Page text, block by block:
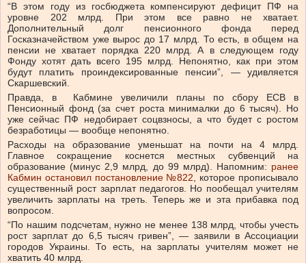
“В этом году из госбюджета компенсируют дефицит ПФ на
уровне 202 млрд. При этом все равно не хватает.
Дополнительный долг пенсионного фонда перед
Госказначейством уже вырос до 17 млрд. То есть, в общем на
пенсии не хватает порядка 220 млрд. А в следующем году
Фонду хотят дать всего 195 млрд. Непонятно, как при этом
будут платить проиндексированные пенсии”, — удивляется
Скаршевский.
Правда, в Кабмине увеличили планы по сбору ЕСВ в
Пенсионный фонд (за счет роста минималки до 6 тысяч). Но
уже сейчас ПФ недобирает соцвзносы, а что будет с ростом
безработицы — вообще непонятно.
Расходы на образование уменьшат на почти на 4 млрд.
Главное сокращение коснется местных субвенций на
образование (минус 2,9 млрд, до 99 млрд). Напомним: ранее
Кабмин остановил постановление №822, которое прописывало
существенный рост зарплат педагогов. Но пообещал учителям
увеличить зарплаты на треть. Теперь же и эта прибавка под
вопросом.
“По нашим подсчетам, нужно не менее 138 млрд, чтобы учесть
рост зарплат до 6,5 тысяч гривен”, — заявили в Ассоциации
городов Украины. То есть, на зарплаты учителям может не
хватить 40 млрд.